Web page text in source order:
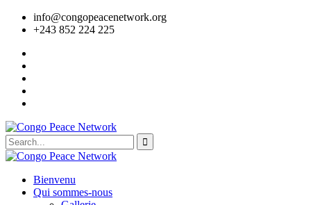
info@congopeacenetwork.org
+243 852 224 225
Bienvenu
Qui sommes-nous